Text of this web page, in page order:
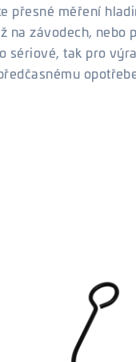
přesné měření
závodech, nebo
sériové, tak pro